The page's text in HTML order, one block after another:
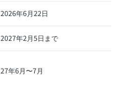
2026年6月22日
2027年2月5日まで
27年6月〜7月